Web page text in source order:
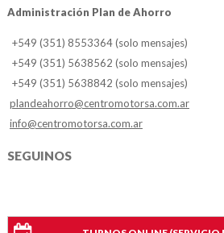
Administración Plan de Ahorro
+549 (351) 8553364 (solo mensajes)
+549 (351) 5638562 (solo mensajes)
+549 (351) 5638842 (solo mensajes)
plandeahorro@centromotorsa.com.ar
info@centromotorsa.com.ar
SEGUINOS